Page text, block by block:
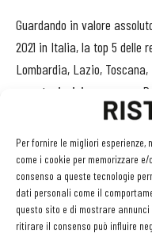
Per fornire le migliori
come i cookie per memorizzare
consenso a queste tecnologie
dati personali come il
questo sito e di mostrare
ritirare il consenso può influire
Guardando in valore
2021 in Italia, la top 5 delle
Lombardia, Lazio,
prenotazioni, invece, sono
Le abitudini al
app
Nel 2021 il 30% degli utenti
è la cena a